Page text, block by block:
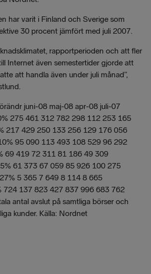
har varit i Finland och Sverige som
30 procent jämfört med juli 2007.
rapportperioden och att fler
Internet även semestertider gjorde att
att handla även under juli månad”,
juni-08 maj-08 apr-08 juli-07
275 461 312 782 298 112 253 165
217 429 250 133 256 129 176 056
95 090 113 493 108 529 96 292
69 419 72 311 81 186 49 309
61 373 67 059 85 926 100 275
5 365 7 649 8 114 8 665
724 137 823 427 837 996 683 762
antal avslut på samtliga börser och
kunder. Källa: Nordnet